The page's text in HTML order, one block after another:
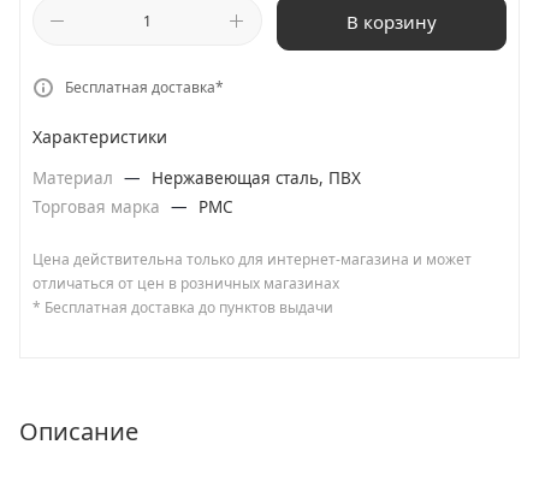
В корзину
Бесплатная доставка*
Характеристики
Материал —
Нержавеющая сталь, ПВХ
Торговая марка — РМС
Цена действительна только для интернет-магазина и может
отличаться от цен в розничных магазинах
* Бесплатная доставка до пунктов выдачи
Описание